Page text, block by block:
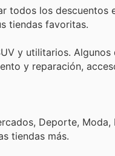
todos los descuentos
tiendas favoritas.
y utilitarios. Algunos
y reparación,
Deporte, Moda,
tiendas más.